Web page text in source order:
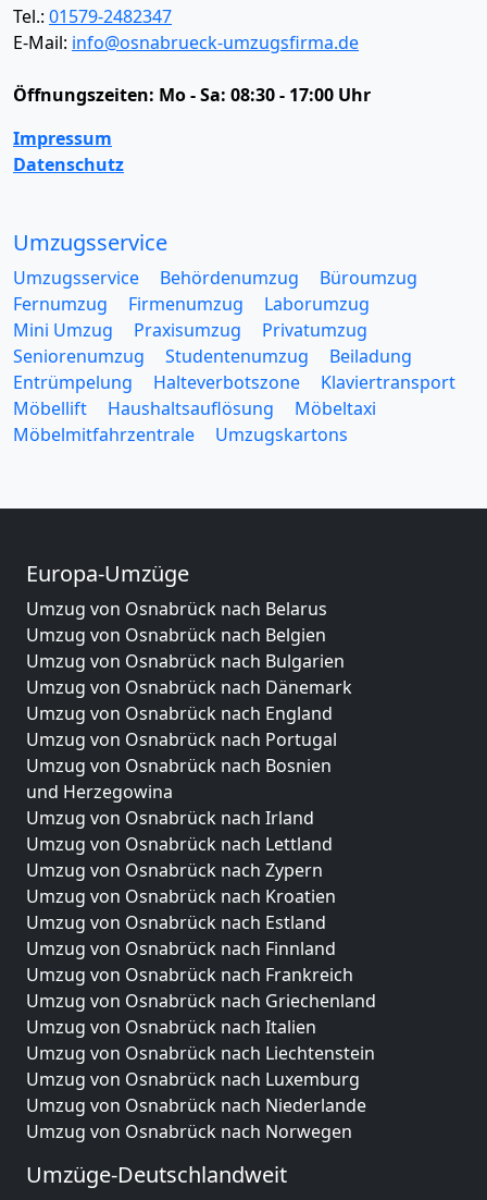
Tel.: 01579-2482347
E-Mail: info@osnabrueck-umzugsfirma.de
Öffnungszeiten: Mo - Sa: 08:30 - 17:00 Uhr
Impressum
Datenschutz
Umzugsservice
Umzugsservice Behördenumzug
Büroumzug
Fernumzug
Firmenumzug
Laborumzug
Mini Umzug
Praxisumzug
Privatumzug
Seniorenumzug
Studentenumzug
Beiladung
Entrümpelung
Halteverbotszone
Klaviertransport
Möbellift
Haushaltsauflösung
Möbeltaxi
Möbelmitfahrzentrale
Umzugskartons
Europa-Umzüge
Umzug von Osnabrück nach Belarus
Umzug von Osnabrück nach Belgien
Umzug von Osnabrück nach Bulgarien
Umzug von Osnabrück nach Dänemark
Umzug von Osnabrück nach England
Umzug von Osnabrück nach Portugal
Umzug von Osnabrück nach Bosnien
und Herzegowina
Umzug von Osnabrück nach Irland
Umzug von Osnabrück nach Lettland
Umzug von Osnabrück nach Zypern
Umzug von Osnabrück nach Kroatien
Umzug von Osnabrück nach Estland
Umzug von Osnabrück nach Finnland
Umzug von Osnabrück nach Frankreich
Umzug von Osnabrück nach Griechenland
Umzug von Osnabrück nach Italien
Umzug von Osnabrück nach Liechtenstein
Umzug von Osnabrück nach Luxemburg
Umzug von Osnabrück nach Niederlande
Umzug von Osnabrück nach Norwegen
Umzüge-Deutschlandweit